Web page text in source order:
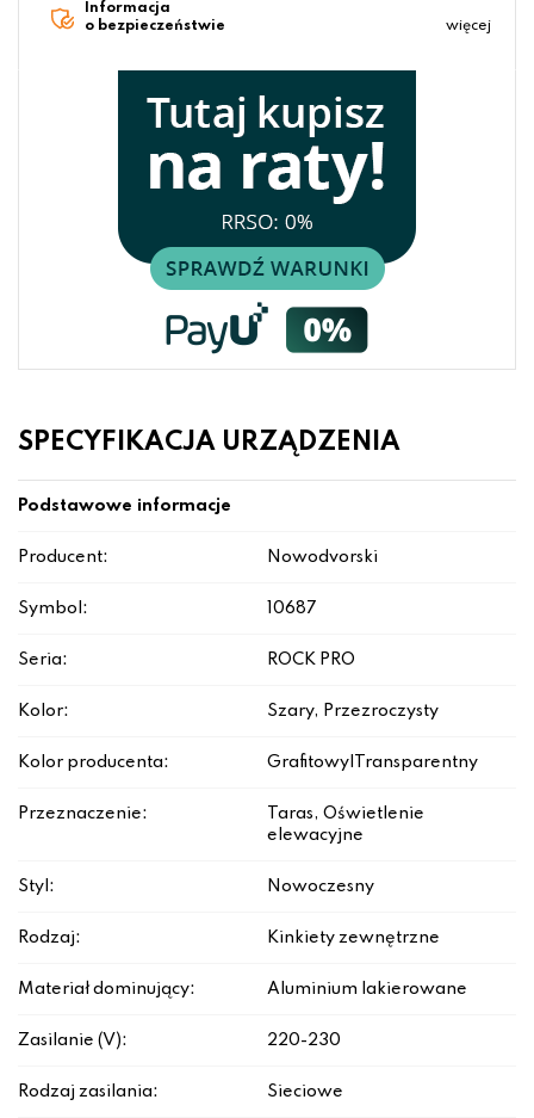
Informacja
o bezpieczeństwie
więcej
SPECYFIKACJA URZĄDZENIA
Podstawowe informacje
Producent: Nowodvorski
Symbol: 10687
Seria: ROCK PRO
Kolor: Szary, Przezroczysty
Kolor producenta: Grafitowy|Transparentny
Przeznaczenie:
Taras, Oświetlenie
elewacyjne
Styl: Nowoczesny
Rodzaj: Kinkiety zewnętrzne
Materiał dominujący: Aluminium lakierowane
Zasilanie (V): 220-230
Rodzaj zasilania: Sieciowe